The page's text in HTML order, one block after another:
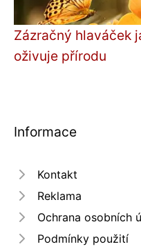
Zázračný hlaváček
oživuje přírodu
Informace
Kontakt
Reklama
Ochrana osobních
Podmínky použití